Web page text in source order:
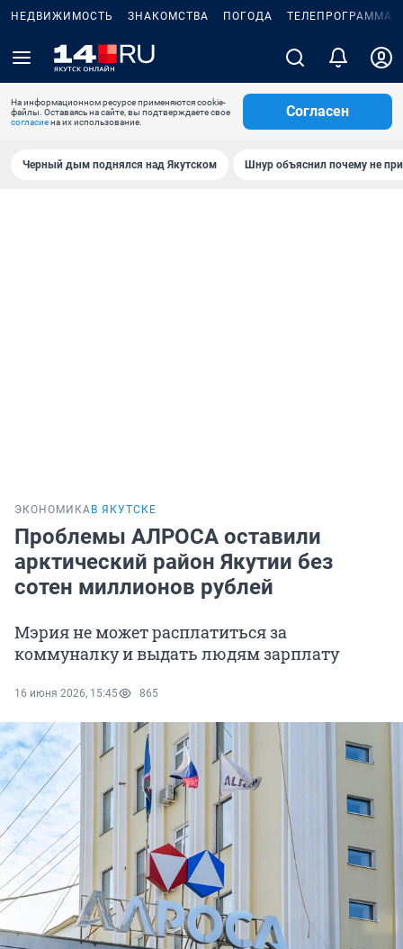
НЕДВИЖИМОСТЬ ЗНАКОМСТВА ПОГОДА ТЕЛЕПРОГРАММА
На информационном ресурсе применяются cookie-
файлы. Оставаясь на сайте, вы подтверждаете свое
согласиена их использование.
Согласен
Черный дым поднялся над Якутском Шнур объяснил почему не
ЭКОНОМИКА В ЯКУТСКЕ
Проблемы АЛРОСА оставили
арктический район Якутии без
сотен миллионов рублей
Мэрия не может расплатиться за
коммуналку и выдать людям зарплату
16 июня 2026, 15:45 865